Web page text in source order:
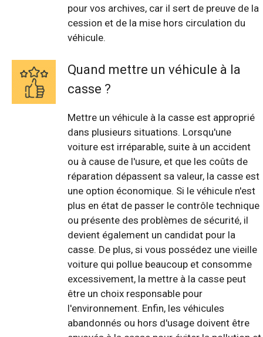
pour vos archives, car il sert de preuve de la
cession et de la mise hors circulation du
véhicule.
Quand mettre un véhicule à la
casse ?
Mettre un véhicule à la casse est approprié
dans plusieurs situations. Lorsqu'une
voiture est irréparable, suite à un accident
ou à cause de l'usure, et que les coûts de
réparation dépassent sa valeur, la casse est
une option économique. Si le véhicule n'est
plus en état de passer le contrôle technique
ou présente des problèmes de sécurité, il
devient également un candidat pour la
casse. De plus, si vous possédez une vieille
voiture qui pollue beaucoup et consomme
excessivement, la mettre à la casse peut
être un choix responsable pour
l'environnement. Enfin, les véhicules
abandonnés ou hors d'usage doivent être